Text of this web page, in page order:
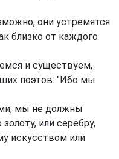
они устремятся
близко от каждого
и существуем,
поэтов: "Ибо мы
мы не должны
или серебру,
искусством или